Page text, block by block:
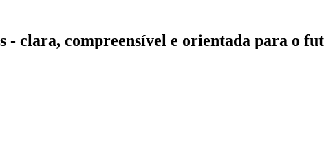
- clara, compreensível e orientada para o